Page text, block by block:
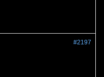
#2197